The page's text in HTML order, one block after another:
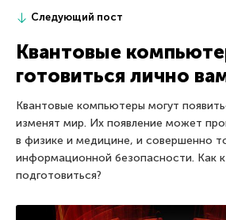
Следующий пост
Квантовые
готовиться лично
Квантовые компьютеры могут
изменят мир. Их появление может
в физике и медицине, и совершенно
информационной безопасности. Как
подготовиться?